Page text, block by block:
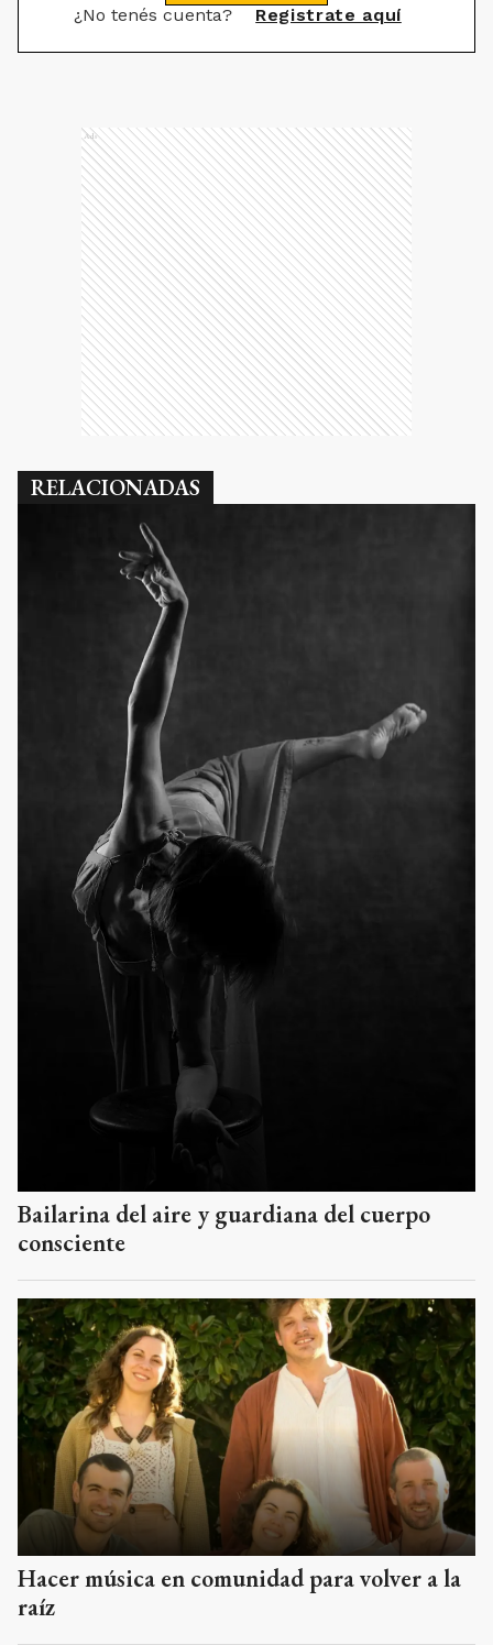
¿No tenés cuenta? Registrate aquí
Ads
RELACIONADAS
Bailarina del aire y guardiana del cuerpo
consciente
Hacer música en comunidad para volver a la
raíz